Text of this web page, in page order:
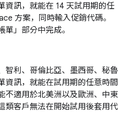
資訊，就能在 14 天試用期的任
方案，同時輸入促銷代碼。
」部分中完成。
智利、哥倫比亞、墨西哥、秘魯
資訊，就能在試用期的任意時間
不適用於北美洲以及歐洲、中東
類客戶無法在開始試用後套用代